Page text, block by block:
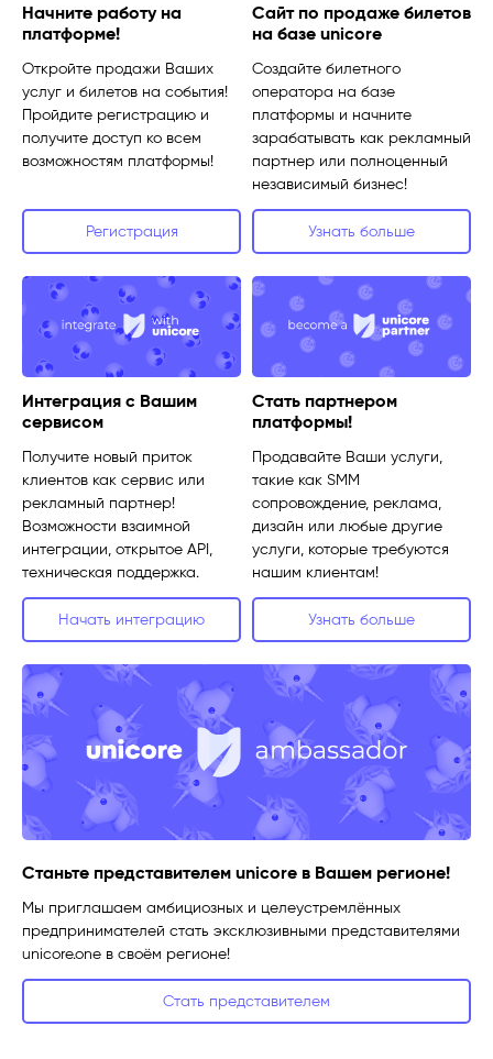
Начните работу на
платформе!
Откройте продажи Ваших
услуг и билетов на события!
Пройдите регистрацию и
получите доступ ко всем
возможностям платформы!
Регистрация
Сайт по продаже билетов
на базе unicore
Создайте билетного
оператора на базе
платформы и начните
зарабатывать как рекламный
партнер или полноценный
независимый бизнес!
Узнать больше
Интеграция с Вашим
сервисом
Получите новый приток
клиентов как сервис или
рекламный партнер!
Возможности взаимной
интеграции, открытое API,
техническая поддержка.
Начать интеграцию
Стать партнером
платформы!
Продавайте Ваши услуги,
такие как SMM
сопровождение, реклама,
дизайн или любые другие
услуги, которые требуются
нашим клиентам!
Узнать больше
Станьте представителем unicore в Вашем регионе!
Мы приглашаем амбициозных и целеустремлённых
предпринимателей стать эксклюзивными представителями
unicore.one в своём регионе!
Стать представителем